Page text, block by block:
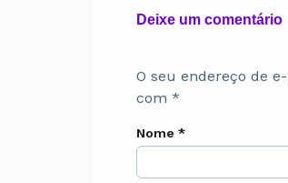
Deixe um comentário
O seu endereço de
com *
Nome *